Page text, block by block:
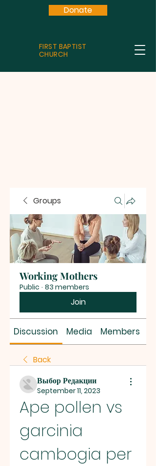
Donate
FIRST BAPTIST
CHURCH
Groups
Working Mothers
Public · 83 members
Join
Discussion Media Members
Back
Выбор Редакции
September 11, 2023
Ape pollen vs
garcinia
cambogia per